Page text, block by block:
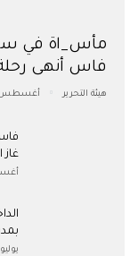
مأس_اة في
فاس أنهى
هيئة التحرير أغسطس 4,
غاز
يوليو 16, 2026